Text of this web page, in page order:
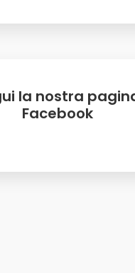
la nostra
Facebook